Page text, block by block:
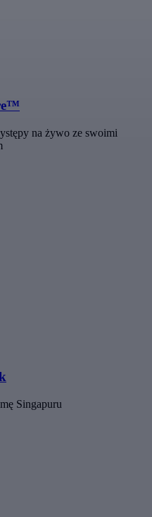
na żywo ze swoimi
Singapuru